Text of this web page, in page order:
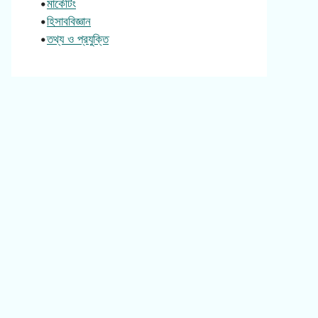
•মার্কেটিং
•হিসাববিজ্ঞান
•তথ্য ও প্রযুক্তি